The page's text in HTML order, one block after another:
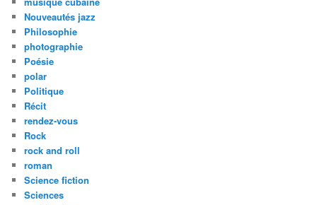
Nouveautés jazz
Philosophie
photographie
Poésie
polar
Politique
Récit
rendez-vous
Rock
rock and roll
roman
Science fiction
Sciences